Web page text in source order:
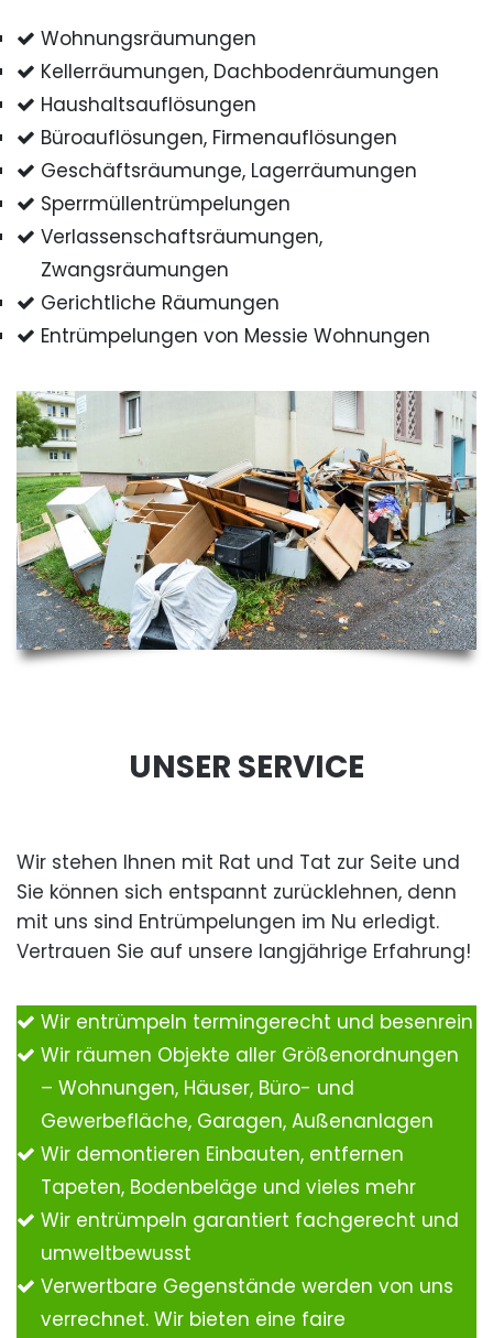
Wohnungsräumungen
Kellerräumungen, Dachbodenräumungen
Haushaltsauflösungen
Büroauflösungen, Firmenauflösungen
Geschäftsräumunge, Lagerräumungen
Sperrmüllentrümpelungen
Verlassenschaftsräumungen,
Zwangsräumungen
Gerichtliche Räumungen
Entrümpelungen von Messie Wohnungen
UNSER SERVICE
Wir stehen Ihnen mit Rat und Tat zur Seite und
Sie können sich entspannt zurücklehnen, denn
mit uns sind Entrümpelungen im Nu erledigt.
Vertrauen Sie auf unsere langjährige Erfahrung!
Wir entrümpeln termingerecht und besenrein
Wir räumen Objekte aller Größenordnungen
– Wohnungen, Häuser, Büro- und
Gewerbefläche, Garagen, Außenanlagen
Wir demontieren Einbauten, entfernen
Tapeten, Bodenbeläge und vieles mehr
Wir entrümpeln garantiert fachgerecht und
umweltbewusst
Verwertbare Gegenstände werden von uns
verrechnet. Wir bieten eine faire